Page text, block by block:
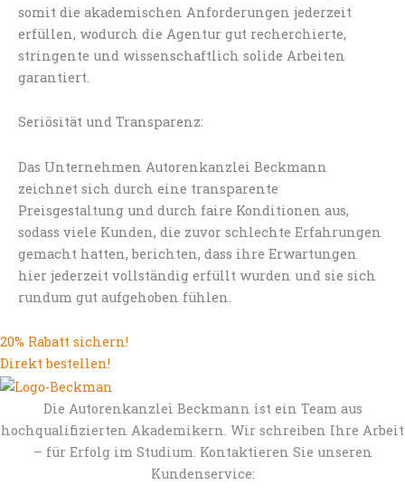
somit die akademischen Anforderungen jederzeit
erfüllen, wodurch die Agentur gut recherchierte,
stringente und wissenschaftlich solide Arbeiten
garantiert.
Seriösität und Transparenz:
Das Unternehmen Autorenkanzlei Beckmann
zeichnet sich durch eine transparente
Preisgestaltung und durch faire Konditionen aus,
sodass viele Kunden, die zuvor schlechte Erfahrungen
gemacht hatten, berichten, dass ihre Erwartungen
hier jederzeit vollständig erfüllt wurden und sie sich
rundum gut aufgehoben fühlen.
20% Rabatt sichern!
Direkt bestellen!
Die Autorenkanzlei Beckmann ist ein Team aus
hochqualifizierten Akademikern. Wir schreiben Ihre Arbeit
– für Erfolg im Studium. Kontaktieren Sie unseren
Kundenservice: